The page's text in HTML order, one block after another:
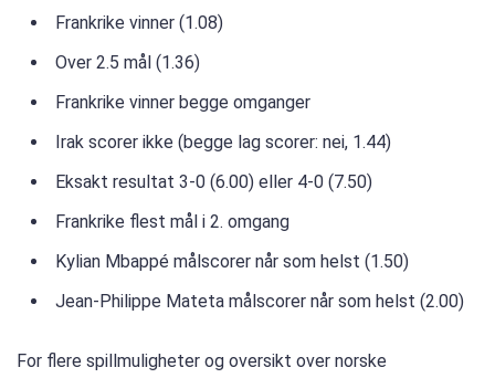
Frankrike vinner (1.08)
Over 2.5 mål (1.36)
Frankrike vinner begge omganger
Irak scorer ikke (begge lag scorer: nei, 1.44)
Eksakt resultat 3-0 (6.00) eller 4-0 (7.50)
Frankrike flest mål i 2. omgang
Kylian Mbappé målscorer når som helst (1.50)
Jean-Philippe Mateta målscorer når som helst (2.00)
For flere spillmuligheter og oversikt over norske